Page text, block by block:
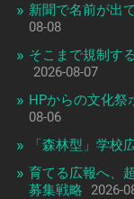
新聞で名前が出
08-08
そこまで規制す
2026-08-07
HPからの文化祭
08-06
「森林型」学校
育てる広報へ、
募集戦略
2026-